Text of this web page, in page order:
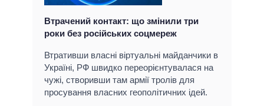
Втрачений контакт: що змінили три
роки без російських соцмереж
Втративши власні віртуальні майданчики в
Україні, РФ швидко переорієнтувалася на
чужі, створивши там армії тролів для
просування власних геополітичних ідей.